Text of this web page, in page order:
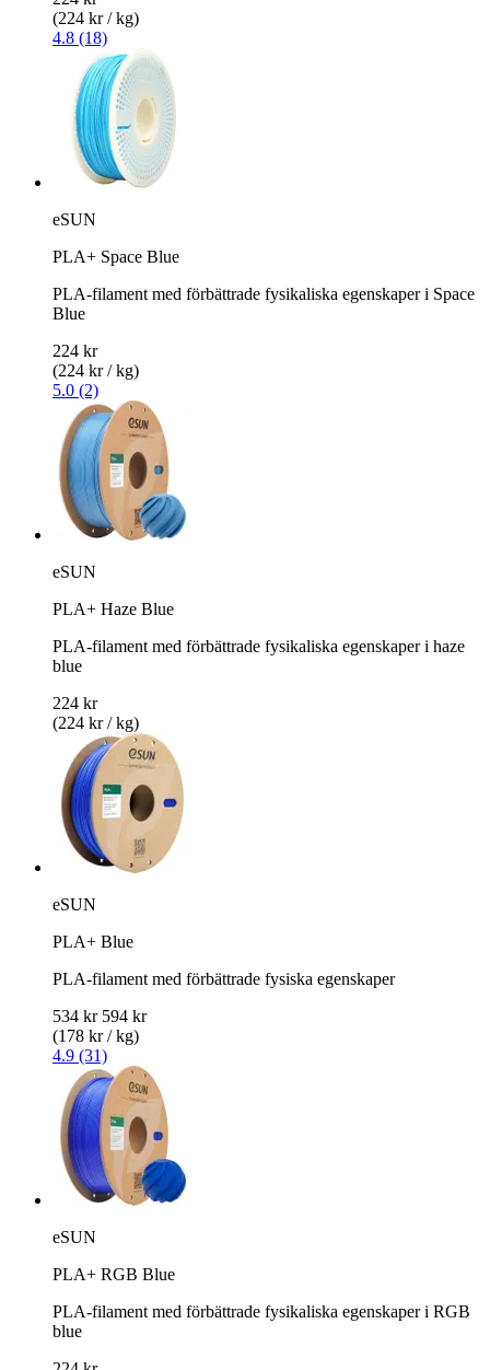
(224 kr / kg)
4.8 (18)
eSUN
PLA+ Space Blue
PLA-filament med förbättrade fysikaliska egenskaper i Space
Blue
224 kr
(224 kr / kg)
5.0 (2)
eSUN
PLA+ Haze Blue
PLA-filament med förbättrade fysikaliska egenskaper i haze
blue
224 kr
(224 kr / kg)
eSUN
PLA+ Blue
PLA-filament med förbättrade fysiska egenskaper
534 kr 594 kr
(178 kr / kg)
4.9 (31)
eSUN
PLA+ RGB Blue
PLA-filament med förbättrade fysikaliska egenskaper i RGB
blue